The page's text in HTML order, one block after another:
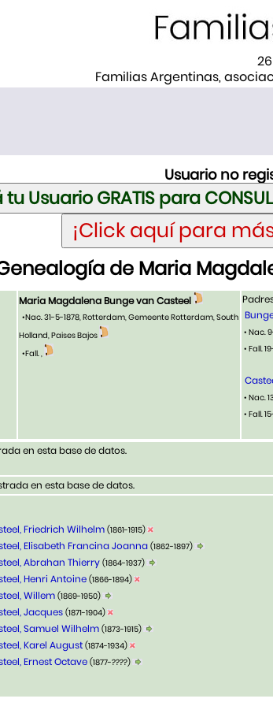
Familias Argentinas,
Usuario no
de Maria
Maria Magdalena Bunge van Casteel
•Nac. 31-5-1878, Rotterdam, Gemeente Rotterdam, South
Holland, Paises Bajos
•Fall. ,
• Nac.
• Fall.
• Nac.
• Fall.
en esta base de datos.
en esta base de datos.
Friedrich Wilhelm(1861-1915)
Elisabeth Francina Joanna (1862-1897)
Abrahan Thierry (1864-1937)
Henri Antoine(1866-1894)
Willem(1869-1950)
Jacques (1871-1904)
Samuel Wilhelm (1873-1915)
Karel August(1874-1934)
Ernest Octave (1877-????)